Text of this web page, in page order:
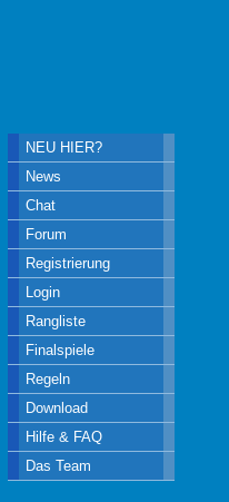
NEU HIER?
News
Chat
Forum
Registrierung
Login
Rangliste
Finalspiele
Regeln
Download
Hilfe & FAQ
Das Team